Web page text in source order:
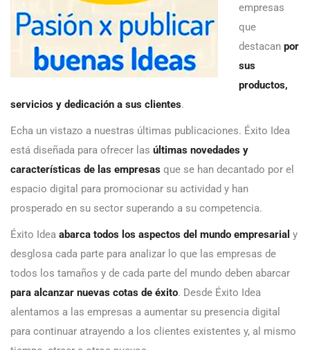
empresas
que
destacan por
sus
productos,
servicios y dedicación a sus clientes.
Echa un vistazo a nuestras últimas publicaciones. Éxito Idea
está diseñada para ofrecer las últimas novedades y
características de las empresas que se han decantado por el
espacio digital para promocionar su actividad y han
prosperado en su sector superando a su competencia.
Éxito Idea abarca todos los aspectos del mundo empresarial y
desglosa cada parte para analizar lo que las empresas de
todos los tamaños y de cada parte del mundo deben abarcar
para alcanzar nuevas cotas de éxito. Desde Éxito Idea
alentamos a las empresas a aumentar su presencia digital
para continuar atrayendo a los clientes existentes y, al mismo